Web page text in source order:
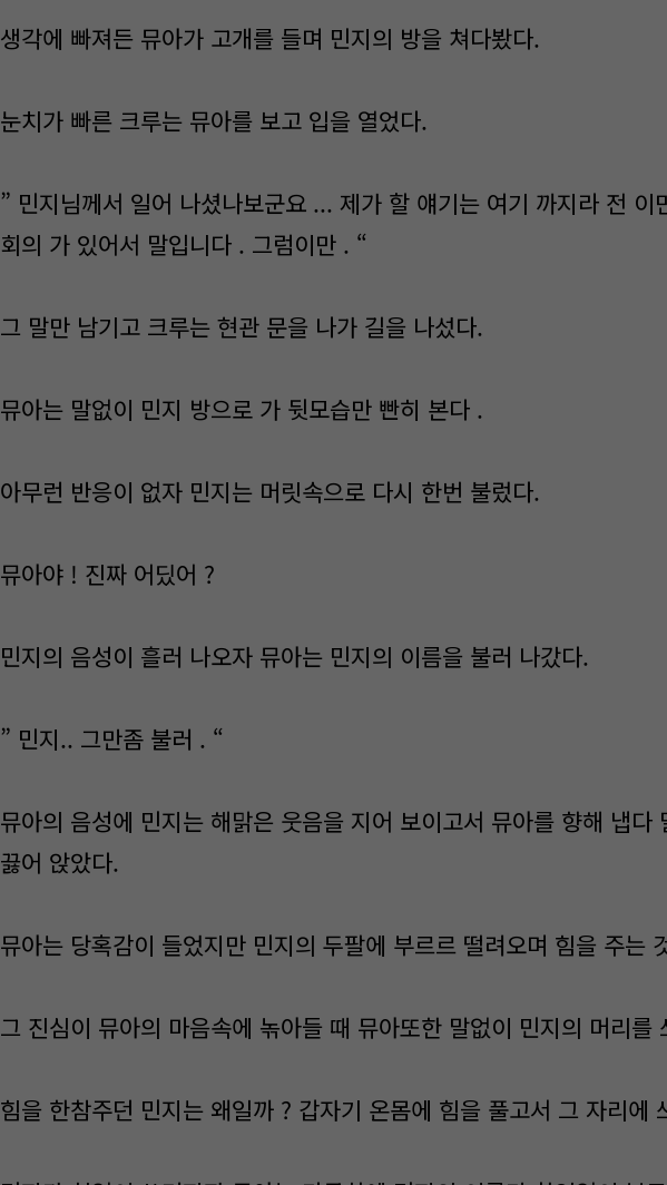
생각에 빠져든 뮤아가 고개를 들며 민지의 방을 쳐다봤다.
눈치가 빠른 크루는 뮤아를 보고 입을 열었다.
” 민지님께서 일어 나셨나보군요 ... 제가 할 얘기는 여기 까지라 전 이
회의 가 있어서 말입니다 . 그럼이만 . “
그 말만 남기고 크루는 현관 문을 나가 길을 나섰다.
뮤아는 말없이 민지 방으로 가 뒷모습만 빤히 본다 .
아무런 반응이 없자 민지는 머릿속으로 다시 한번 불렀다.
뮤아야 ! 진짜 어딨어 ?
민지의 음성이 흘러 나오자 뮤아는 민지의 이름을 불러 나갔다.
” 민지.. 그만좀 불러 . “
뮤아의 음성에 민지는 해맑은 웃음을 지어 보이고서 뮤아를 향해 냅다
끓어 앉았다.
뮤아는 당혹감이 들었지만 민지의 두팔에 부르르 떨려오며 힘을 주는
그 진심이 뮤아의 마음속에 녺아들 때 뮤아또한 말없이 민지의 머리를
힘을 한참주던 민지는 왜일까 ? 갑자기 온몸에 힘을 풀고서 그 자리에